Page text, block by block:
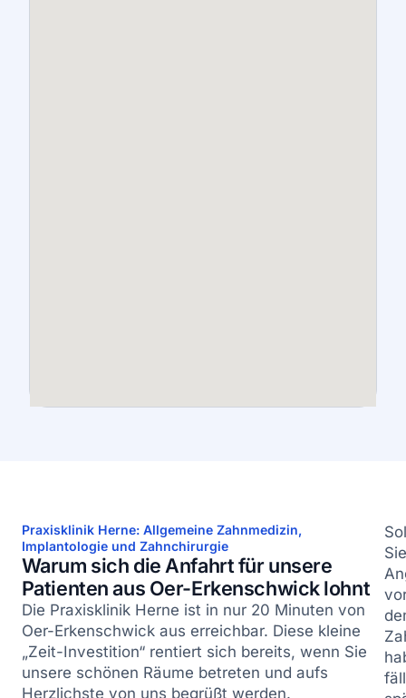
Praxisklinik Herne: Allgemeine Zahnmedizin,
Implantologie und Zahnchirurgie
Warum sich die Anfahrt für unsere
Patienten aus Oer-Erkenschwick lohnt
Die Praxisklinik Herne ist in nur 20 Minuten von
Oer-Erkenschwick aus erreichbar. Diese kleine
„Zeit-Investition“ rentiert sich bereits, wenn Sie
unsere schönen Räume betreten und aufs
Herzlichste von uns begrüßt werden.